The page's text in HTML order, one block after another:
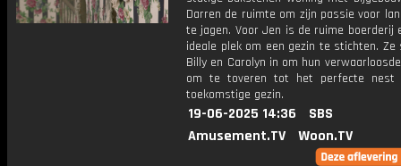
Darren de ruimte om zijn passie voor
te jagen. Voor Jen is de ruime boerderij
ideale plek om een gezin te stichten. Ze
Billy en Carolyn in om hun
om te toveren tot het perfecte nest
toekomstige gezin.
19-06-2025 14:36
SBS
Amusement.TV
Woon.TV